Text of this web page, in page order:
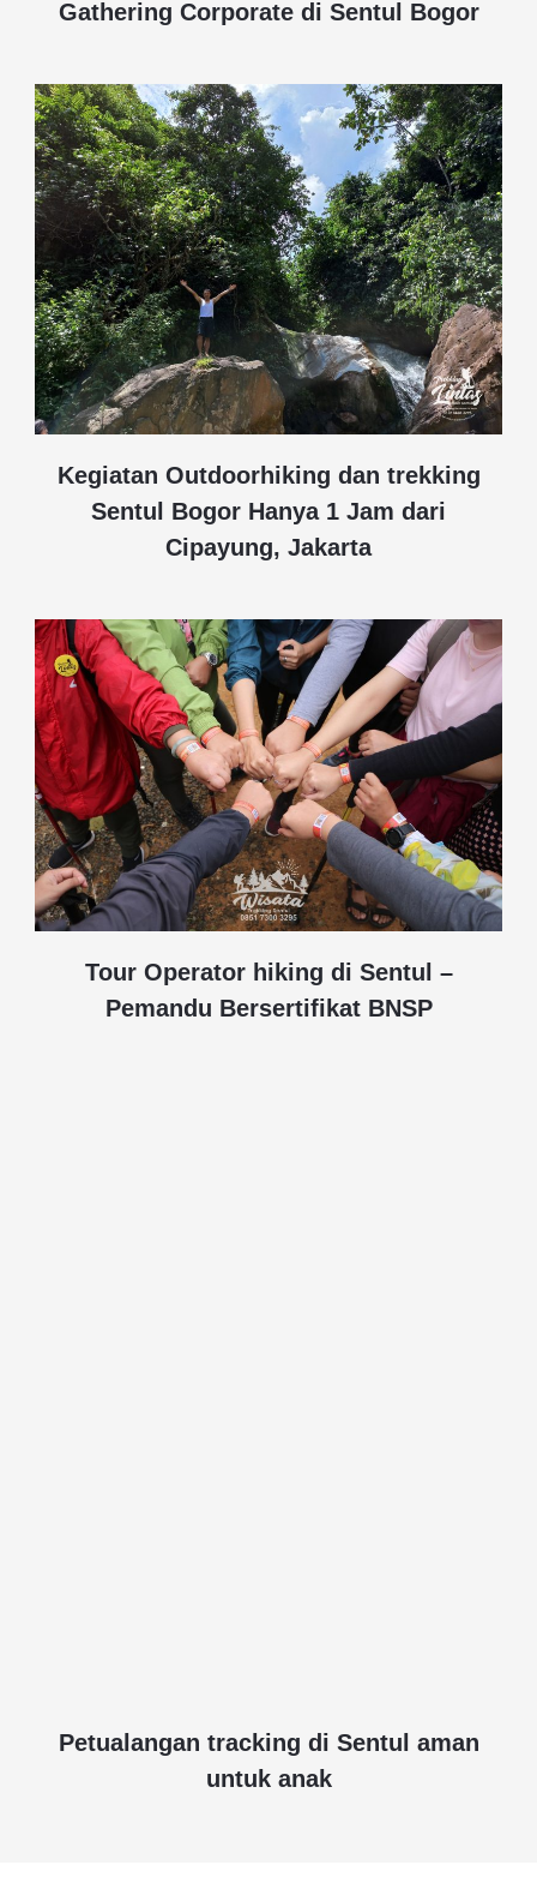
Gathering Corporate di Sentul Bogor
Kegiatan Outdoorhiking dan trekking
Sentul Bogor Hanya 1 Jam dari
Cipayung, Jakarta
Tour Operator hiking di Sentul –
Pemandu Bersertifikat BNSP
Petualangan tracking di Sentul aman
untuk anak